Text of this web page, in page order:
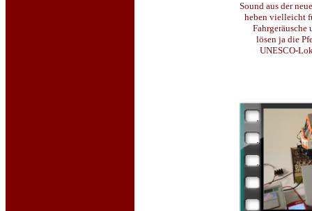
Sound aus der
heben vielleicht
Fahrgeräusche
lösen ja die
UNESCO-